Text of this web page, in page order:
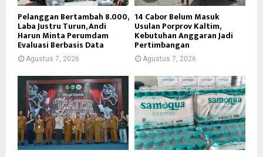
Pelanggan Bertambah 8.000,
Laba Justru Turun, Andi
Harun Minta Perumdam
Evaluasi Berbasis Data
Agustus 7, 2026
14 Cabor Belum Masuk
Usulan Porprov Kaltim,
Kebutuhan Anggaran Jadi
Pertimbangan
Agustus 7, 2026